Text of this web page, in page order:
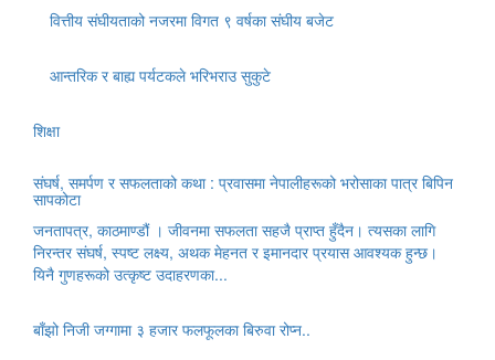
वित्तीय संघीयताको नजरमा विगत ९ वर्षका संघीय बजेट
आन्तरिक र बाह्य पर्यटकले भरिभराउ सुकुटे
शिक्षा
संघर्ष, समर्पण र सफलताको कथा : प्रवासमा नेपालीहरूको भरोसाका पात्र बिपिन
सापकोटा
जनतापत्र, काठमाण्डौं । जीवनमा सफलता सहजै प्राप्त हुँदैन। त्यसका लागि
निरन्तर संघर्ष, स्पष्ट लक्ष्य, अथक मेहनत र इमानदार प्रयास आवश्यक हुन्छ।
यिनै गुणहरूको उत्कृष्ट उदाहरणका...
बाँझो निजी जग्गामा ३ हजार फलफूलका बिरुवा रोप्न..